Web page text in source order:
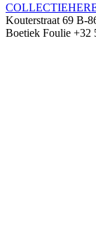
COLLECTIE
Kouterstraat 69 B-
Boetiek Foulie +32